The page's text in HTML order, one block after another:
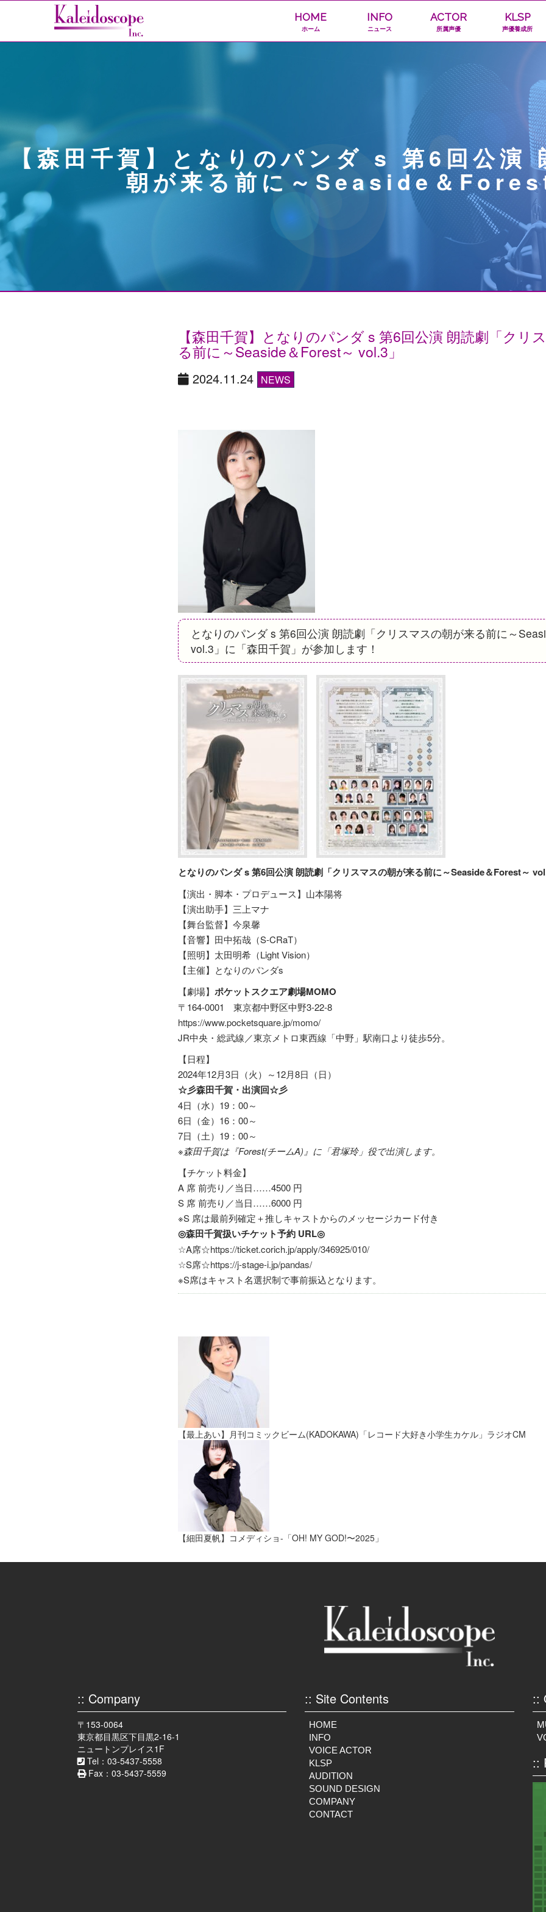
HOME
ホーム
INFO
ニュース
ACTOR
所属声優
KLSP
声優養成所
【森田千賀】となりのパンダ s 第6回公演
朝が来る前に～Seaside＆
【森田千賀】となりのパンダ s 第6回公演 朗読劇「クリ
る前に～Seaside＆Forest～ vol.3」
2024.11.24 NEWS
となりのパンダ s 第6回公演 朗読劇「クリスマスの朝が来る前に～
vol.3」に「森田千賀」が参加します！
となりのパンダ s 第6回公演 朗読劇「クリスマスの朝が来る前に～Seaside＆Forest～
【演出・脚本・プロデュース】山本陽将
【演出助手】三上マナ
【舞台監督】今泉馨
【音響】田中拓哉（S-CRaT）
【照明】太田明希（Light Vision）
【主催】となりのパンダs
【劇場】 ポケットスクエア劇場MOMO
〒164-0001 東京都中野区中野3-22-8
https://www.pocketsquare.jp/momo/
JR中央・総武線／東京メトロ東西線「中野」駅南口より徒歩5分。
【日程】
2024年12月3日（火）～12月8日（日）
☆彡森田千賀・出演回☆彡
4日（水）19：00～
6日（金）16：00～
7日（土）19：00～
※森田千賀は『Forest(チームA)』に「君塚玲」役で出演します。
【チケット料金】
A 席 前売り／当日……4500 円
S 席 前売り／当日……6000 円
※S 席は最前列確定＋推しキャストからのメッセージカード付き
◎森田千賀扱いチケット予約 URL◎
☆A席☆https://ticket.corich.jp/apply/346925/010/
☆S席☆https://j-stage-i.jp/pandas/
※S席はキャスト名選択制で事前振込となります。
【最上あい】月刊コミックビーム(KADOKAWA)「レコード大好き小学生カケル」ラジオCM
【細田夏帆】コメディショ-「OH! MY GOD!〜2025」
:: Company
〒153-0064
東京都目黒区下目黒2-16-1
ニュートンプレイス1F
Tel：03-5437-5558
Fax：03-5437-5559
:: Site Contents
HOME
INFO
VOICE ACTOR
KLSP
AUDITION
SOUND DESIGN
COMPANY
CONTACT
::
::